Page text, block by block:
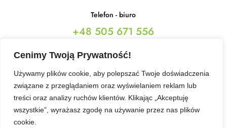
Cenimy Twoją Prywatność!
Używamy plików cookie, aby polepszać Twoje doświadczenia
związane z przeglądaniem oraz wyświelaniem reklam lub
treści oraz analizy ruchów klientów. Klikając „Akceptuję
wszystkie”, wyrażasz zgodę na używanie przez nas plików
cookie.
Telefon - biuro
+48 505 671 556
Obserwuj Nas
Ta strona korzysta z ciasteczek aby świadczyć usługi na